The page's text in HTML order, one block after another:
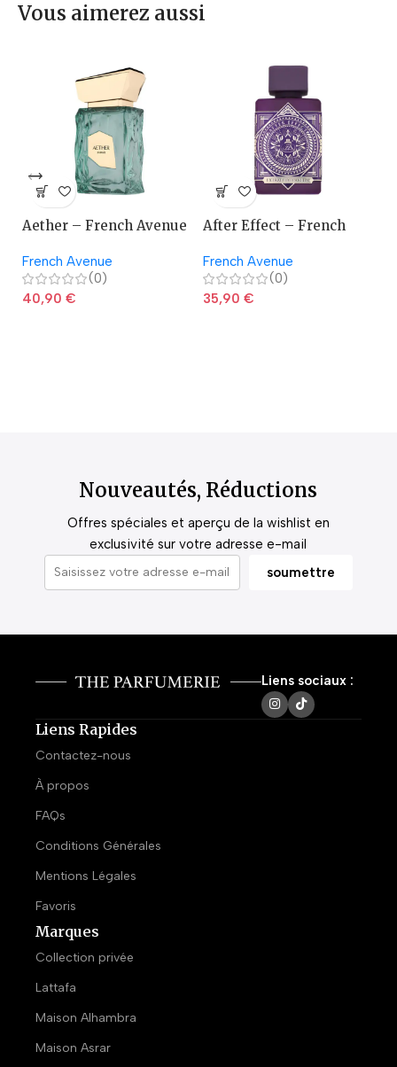
Vous aimerez aussi
Aether – French Avenue
French Avenue
(0)
40,90 €
After Effect – French
French Avenue
(0)
35,90 €
Nouveautés, Réductions
Offres spéciales et aperçu de la wishlist en
exclusivité sur votre adresse e-mail
Liens sociaux :
Liens Rapides
Contactez-nous
À propos
FAQs
Conditions Générales
Mentions Légales
Favoris
Marques
Collection privée
Lattafa
Maison Alhambra
Maison Asrar